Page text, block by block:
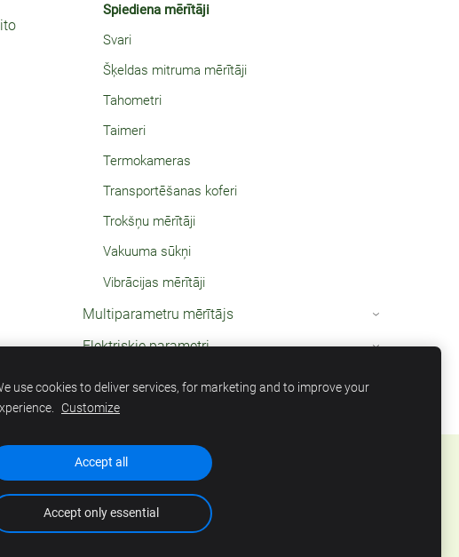
Spiediena mērītāji
Svari
Šķeldas mitruma mērītāji
Tahometri
Taimeri
Termokameras
Transportēšanas koferi
Trokšņu mērītāji
Vakuuma sūkņi
Vibrācijas mērītāji
Multiparametru mērītājs ›
Elektriskie parametri ›
Termometri
use cookies to deliver services, for marketing and to improve your
Customize
Accept all
Accept only essential